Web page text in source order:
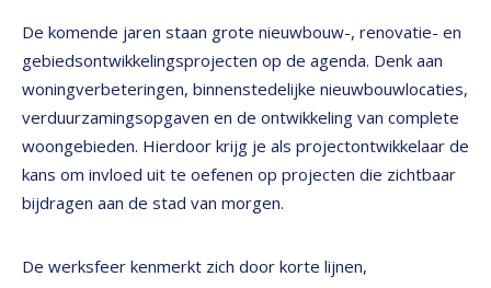
De komende jaren staan grote nieuwbouw-, renovatie- en
gebiedsontwikkelingsprojecten op de agenda. Denk aan
woningverbeteringen, binnenstedelijke nieuwbouwlocaties,
verduurzamingsopgaven en de ontwikkeling van complete
woongebieden. Hierdoor krijg je als projectontwikkelaar de
kans om invloed uit te oefenen op projecten die zichtbaar
bijdragen aan de stad van morgen.
De werksfeer kenmerkt zich door korte lijnen,